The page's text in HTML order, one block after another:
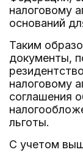
налоговому
оснований
Таким
документы,
налоговому
соглашения
льготы.
С учетом